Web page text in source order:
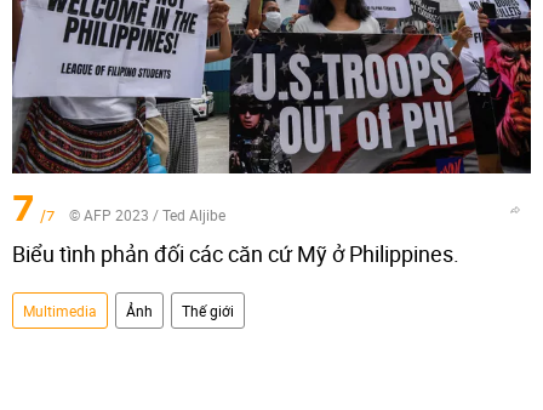
7 /7 © AFP 2023 / Ted Aljibe
Biểu tình phản đối các căn cứ Mỹ ở Philippines.
Multimedia Ảnh Thế giới